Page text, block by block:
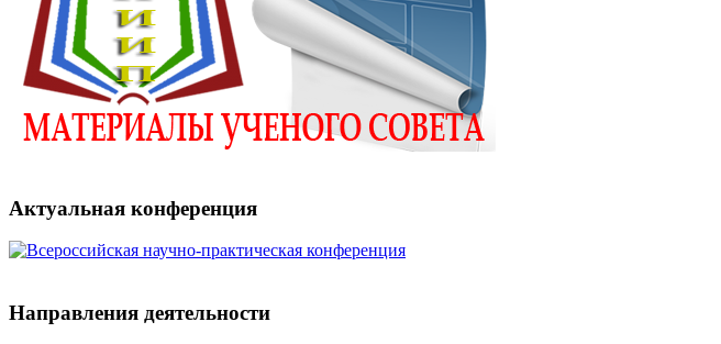
Актуальная конференция
Направления деятельности